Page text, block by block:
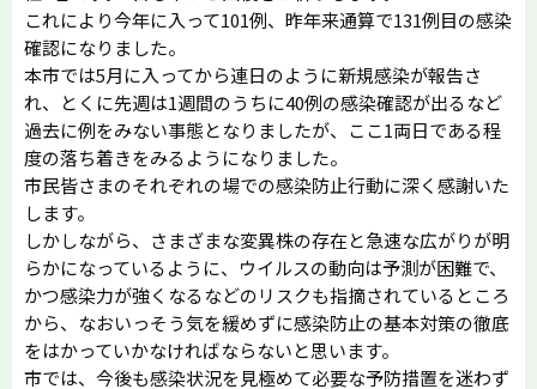
これにより今年に入って101例、昨年来通算で131例目の感染
確認になりました。
本市では5月に入ってから連日のように新規感染が報告さ
れ、とくに先週は1週間のうちに40例の感染確認が出るなど
過去に例をみない事態となりましたが、ここ1両日である程
度の落ち着きをみるようになりました。
市民皆さまのそれぞれの場での感染防止行動に深く感謝いた
します。
しかしながら、さまざまな変異株の存在と急速な広がりが明
らかになっているように、ウイルスの動向は予測が困難で、
かつ感染力が強くなるなどのリスクも指摘されているところ
から、なおいっそう気を緩めずに感染防止の基本対策の徹底
をはかっていかなければならないと思います。
市では、今後も感染状況を見極めて必要な予防措置を迷わず